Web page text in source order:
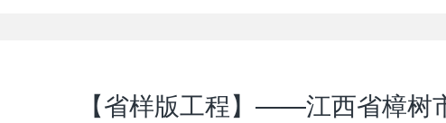
【省样版工程】——江西省樟树